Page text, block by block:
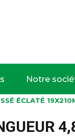
Notre
ÉCLATÉ